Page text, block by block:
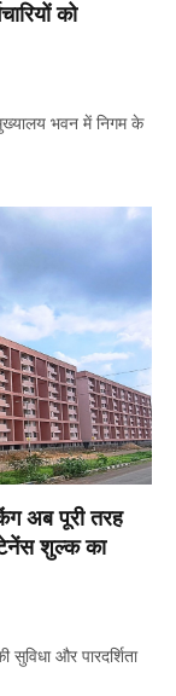
को
भवन में निगम के
अब पूरी तरह
शुल्क का
सुविधा और पारदर्शिता